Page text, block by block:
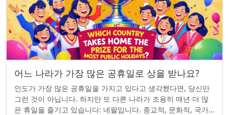
어느 나라가 가장 많은 공휴일로 상을 받나요?
인도가 가장 많은 공휴일을 가지고 있다고 생각했다면, 당신만
그런 것이 아닙니다. 하지만 또 다른 나라가 조용히 매년 더 많
은 휴일을 즐기고 있습니다: 네팔입니다. 종교적, 문화적, 국가